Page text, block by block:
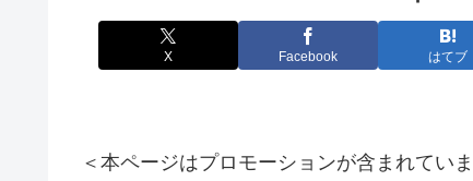
X Facebook はてブ
＜本ページはプロモーションが含まれてい